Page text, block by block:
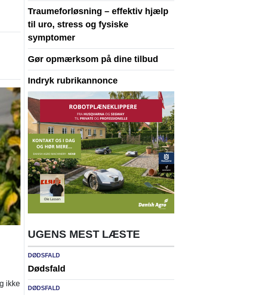
ikke
Traumeforløsning – effektiv hjælp
til uro, stress og fysiske
symptomer
Gør opmærksom på dine tilbud
Indryk rubrikannonce
UGENS MEST LÆSTE
DØDSFALD
Dødsfald
DØDSFALD